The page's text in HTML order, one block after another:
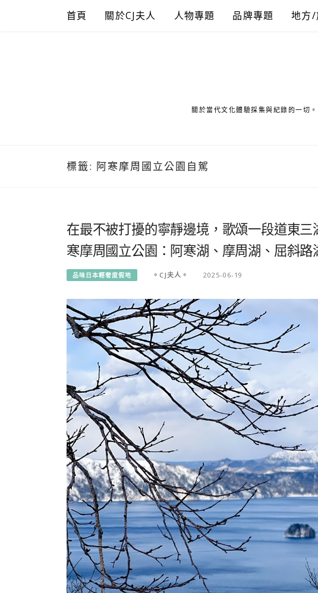
首頁 關於CJ夫人 人物專題 品牌專題 地方/
關於當代文化體驗採集與紀錄的一切
標籤: 阿寒摩周國立公園自駕
在最不被打擾的寧靜邊境，歌頌一段道東
寒摩周國立公園：阿寒湖、摩周湖、屈斜路
品味日本輕奢度假地 。CJ夫人。 2025-06-19